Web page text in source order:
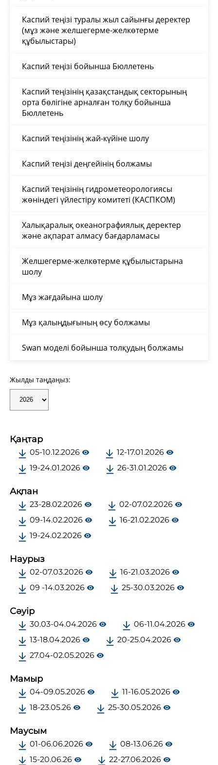
Жылды таңдаңыз:
Қаңтар
05-10.12.2026
12-17.01.2026
19-24.01.2026
26-31.01.2026
Ақпан
23-28.02.2026
02-07.02.2026
09-14.02.2026
16-21.02.2026
19-24.02.2026
Наурыз
02-07.03.2026
16-21.03.2026
09 -14.03.2026
25-30.03.2026
Сәуір
30.03-04.04.2026
06-11.04.2026
13-18.04.2026
20-25.04.2026
27.04-02.05.2026
Мамыр
04-09.05.2026
11-16.05.2026
18-23.05.26
25-30.05.2026
Маусым
01-06.06.2026
08-13.06.26
15-20.06.26
22-27.06.2026
Каспий теңізі туралы жыл сайынғы деректер
(мұз және желшегерме-желкөтерме
құбылыстары)
Каспий теңізі бойынша Бюллетень
Каспий теңізінің қазақстандық секторының
орта бөлігіне арналған толқу бойынша
Бюллетень
Каспий теңізінің жай-күйіне шолу
Каспий теңізі деңгейінің болжамы
Каспий теңізінің гидрометеорологиясы
жөніндегі үйлестіру комитеті (КАСПКОМ)
Халықаралық океанографиялық деректер
және ақпарат алмасу бағдарламасы
Желшегерме-желкөтерме құбылыстарына
шолу
Мұз жағдайына шолу
Мұз қалыңдығының өсу болжамы
Swan моделі бойынша толқудың болжамы